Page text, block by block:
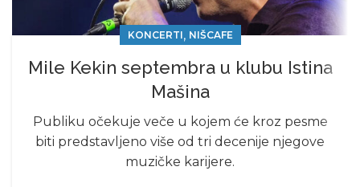
KONCERTI, NIŠCAFE
Mile Kekin septembra u klubu Istina
Mašina
Publiku očekuje veče u kojem će kroz pesme
biti predstavljeno više od tri decenije njegove
muzičke karijere.